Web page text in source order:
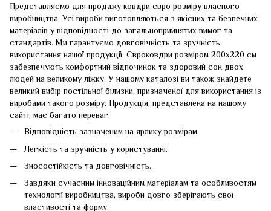
Представляємо для продажу ковдри євро розміру власного
виробництва. Усі вироби виготовляються з якісних та безпечних
матеріалів у відповідності до загальноприйнятих вимог та
стандартів. Ми гарантуємо довговічність та зручність
використання нашої продукції. Євроковдри розміром 200х220 см
забезпечують комфортний відпочинок та здоровий сон двох
людей на великому ліжку. У нашому каталозі ви також знайдете
великий вибір постільної білизни, призначеної для використання із
виробами такого розміру. Продукція, представлена на нашому
сайті, має багато переваг:
Відповідність зазначеним на ярлику розмірам.
Легкість та зручність у користуванні.
Зносостійкість та довговічність.
Завдяки сучасним інноваційним матеріалам та особливостям
технології виробництва, вироби довго зберігають свої
властивості та форму.